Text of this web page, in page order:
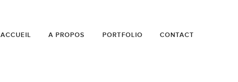
ACCUEIL A PROPOS PORTFOLIO CONTACT